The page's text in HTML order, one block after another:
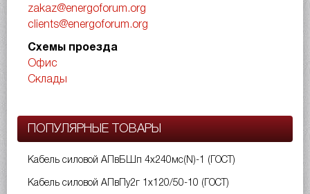
zakaz@energoforum.org
clients@energoforum.org
Схемы проезда
Офис
Склады
ПОПУЛЯРНЫЕ ТОВАРЫ
Кабель силовой АПвБШп 4х240мс(N)-1 (ГОСТ)
Кабель силовой АПвПу2г 1х120/50-10 (ГОСТ)